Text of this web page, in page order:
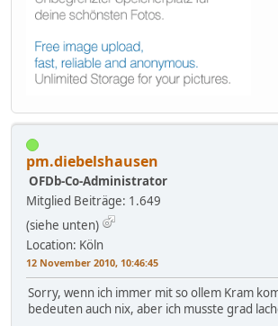
pm.diebelshausen
OFDb-Co-Administrator
Mitglied Beiträge: 1.649
(siehe unten)
Location: Köln
12 November 2010, 10:46:45
Sorry, wenn ich immer mit so ollem Kram
bedeuten auch nix, aber ich musste grad